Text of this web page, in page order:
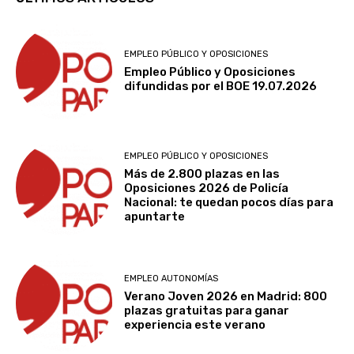
EMPLEO PÚBLICO Y OPOSICIONES
Empleo Público y Oposiciones
difundidas por el BOE 19.07.2026
EMPLEO PÚBLICO Y OPOSICIONES
Más de 2.800 plazas en las
Oposiciones 2026 de Policía
Nacional: te quedan pocos días para
apuntarte
EMPLEO AUTONOMÍAS
Verano Joven 2026 en Madrid: 800
plazas gratuitas para ganar
experiencia este verano